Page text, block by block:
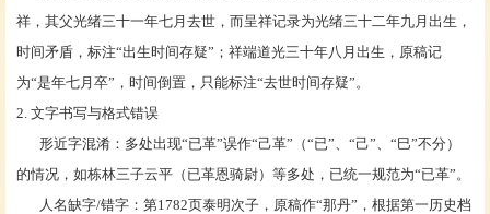
祥，其父光绪三十一年七月去世，而呈祥记录为光绪三十二年九月出生，
时间矛盾，标注“出生时间存疑”；祥端道光三十年八月出生，原稿记
为“是年七月卒”，时间倒置，只能标注“去世时间存疑”。
2. 文字书写与格式错误
形近字混淆：多处出现“已革”误作“己革”（“已”、“己”、“巳”不分）
的情况，如栋林三子云平（已革恩骑尉）等多处，已统一规范为“已革”。
人名缺字/错字：第1782页泰明次子，原稿作“那丹”，根据第一历史档